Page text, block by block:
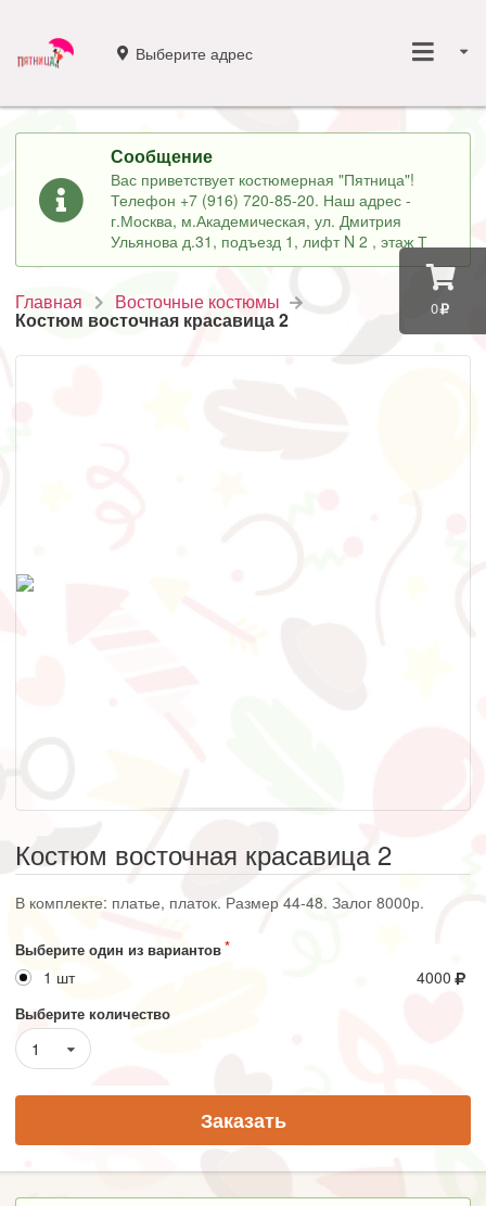
0
Выберите адрес
Сообщение
Вас приветствует костюмерная "Пятница"!
Телефон +7 (916) 720-85-20. Наш адрес -
г.Москва, м.Академическая, ул. Дмитрия
Ульянова д.31, подъезд 1, лифт N 2 , этаж Т
Главная Восточные костюмы
Костюм восточная красавица 2
Костюм восточная красавица 2
В комплекте: платье, платок. Размер 44-48. Залог 8000р.
Выберите один из вариантов
1 шт 4000
Выберите количество
1
Заказать